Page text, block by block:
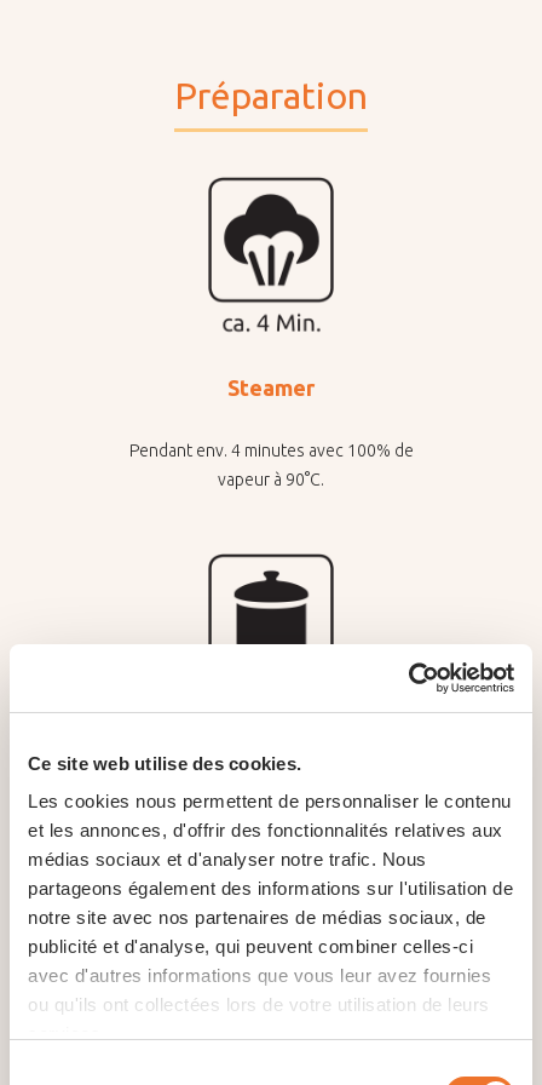
Ce site web utilise des cookies.
Les cookies nous permettent de personnaliser le contenu
et les annonces, d'offrir des fonctionnalités relatives aux
médias sociaux et d'analyser notre trafic. Nous
partageons également des informations sur l'utilisation de
notre site avec nos partenaires de médias sociaux, de
publicité et d'analyse, qui peuvent combiner celles-ci
avec d'autres informations que vous leur avez fournies
ou qu'ils ont collectées lors de votre utilisation de leurs
Préparation
Steamer
Pendant env. 4 minutes avec 100% de
vapeur à 90°C.
Casserole
Plonger les pâtes surgelées dans de
l’eau bouillante légèrement salée,
porter à ébullition et laisser frémir,
déguster après 4 minutes pour parvenir
au degré de cuisson désiré.